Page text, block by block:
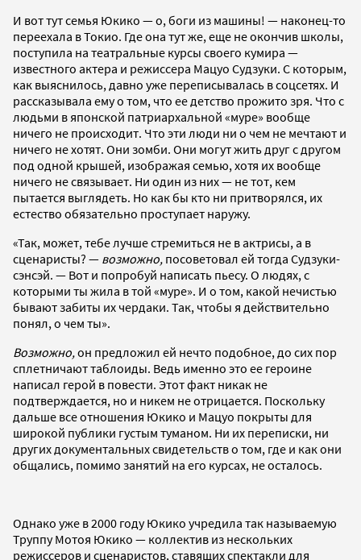
И вот тут семья Юкико — о, боги из машины! — наконец-то
переехала в Токио. Где она тут же, еще не окончив школы,
поступила на театральные курсы своего кумира —
известного актера и режиссера Мацуо Судзуки. С которым,
как выяснилось, давно уже переписывалась в соцсетях. И
рассказывала ему о том, что ее детство прожито зря. Что с
людьми в японской патриархальной «муре» вообще
ничего не происходит. Что эти люди ни о чем не мечтают и
ничего не хотят. Они зомби. Они могут жить друг с другом
под одной крышей, изображая семью, хотя их вообще
ничего не связывает. Ни один из них — не тот, кем
пытается выглядеть. Но как бы кто ни притворялся, их
естество обязательно проступает наружу.
«Так, может, тебе лучше стремиться не в актрисы, а в
сценаристы? — возможно, посоветовал ей тогда Судзуки-
сэнсэй. — Вот и попробуй написать пьесу. О людях, с
которыми ты жила в той «муре». И о том, какой нечистью
бывают забиты их чердаки. Так, чтобы я действительно
понял, о чем ты».
Возможно,он предложил ей нечто подобное, до сих пор
сплетничают таблоиды. Ведь именно это ее героине
написал герой в повести. Этот факт никак не
подтверждается, но и никем не отрицается. Поскольку
дальше все отношения Юкико и Мацуо покрыты для
широкой публики густым туманом. Ни их переписки, ни
других документальных свидетельств о том, где и как они
общались, помимо занятий на его курсах, не осталось.
Однако уже в 2000 году Юкико учредила так называемую
Труппу Мотоя Юкико — коллектив из нескольких
режиссеров и сценаристов, ставящих спектакли для